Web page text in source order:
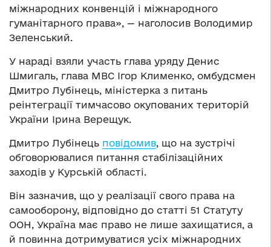
міжнародних конвенцій і міжнародного
гуманітарного права», — наголосив Володимир
Зеленський.
У нараді взяли участь глава уряду Денис
Шмигаль, глава МВС Ігор Клименко, омбудсмен
Дмитро Лубінець, міністерка з питань
реінтеграції тимчасово окупованих територій
України Ірина Верещук.
Дмитро Лубінець повідомив, що на зустрічі
обговорювалися питання стабілізаційних
заходів у Курській області.
Він зазначив, що у реалізації свого права на
самооборону, відповідно до статті 51 Статуту
ООН, Україна має право не лише захищатися, а
й повинна дотримуватися усіх міжнародних